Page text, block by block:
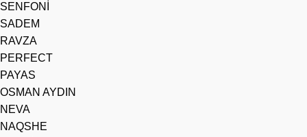
SENFONİ
SADEM
RAVZA
PERFECT
PAYAS
OSMAN AYDIN
NEVA
NAQSHE